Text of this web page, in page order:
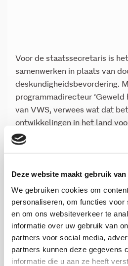
Deze website maakt gebruik
We gebruiken cookies om
personaliseren, om functies voor
en om ons websiteverkeer te
informatie over uw gebruik van
partners voor social media,
partners kunnen deze gegevens
informatie die u aan ze heeft
Voor de staatssecretaris is
samenwerken in plaats van
deskundigheidsbevordering.
programmadirecteur ‘Geweld
van VWS, verwees wat dat
ontwikkelingen in het land
jeugdbescherming door
Een goede aanpak is geen
experts nodig is: langdurige,
Ga niet alleen met de
de slag als er nog zoveel
het om complexe
screening van hetgeen er
Focus je als professional